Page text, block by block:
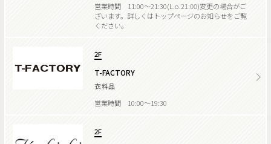
営業時間 11:00～21:30(L.o.21:00)変更の場合がご
ざいます。詳しくはトップページのお知らせをご覧
ください。
2F
T-FACTORY
衣料品
営業時間 10:00～19:30
2F